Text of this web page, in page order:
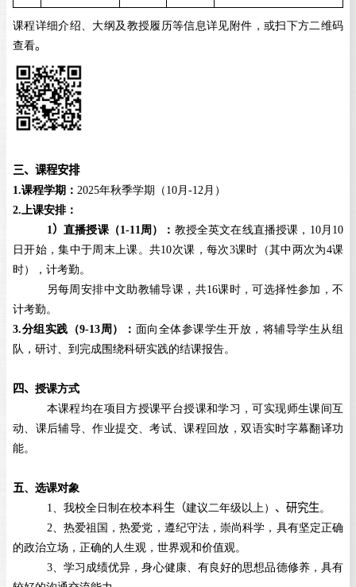
课程详细介绍、大纲及教授履历等信息详见附件，或扫下方二维码
查看。
三、课程安排
1.课程学期： 2025年秋季学期（10月-12 月）
2. 上课安排：
1）直播授课（1-11周）： 教授全英文在线直播授课， 10月 10
日开始，集中于周末上课。共10次课，每次3课时（其中两次为4课
时），计考勤。
另每周安排中文助教辅导课，共16课时，可选择性参加，不
计考勤。
3.分组实践（9-13周）： 面向全体参课学生开放，将辅导学生从组
队，研讨、到完成围绕科研实践的结课报告。
四、 授课方式
本课程均在项目方授课平台授课和学习，可实现师生课间互
动、课后辅导、作业提交、考试、课程回放，双语实时字幕翻译功
能。
五、选课对象
1
、我校全日制在校本科生（建议二年级以上） 、 研究生。
2 、热爱祖国，热爱党，遵纪守法，崇尚科学，具有坚定正确
的政治立场，正确的人生观，世界观和价值观。
3、学习成绩优异，身心健康、有良好的思想品德修养，具有